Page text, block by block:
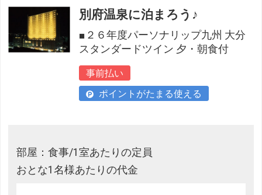
別府温泉に泊まろう♪
■２６年度パーソナリップ九州 大分
スタンダードツイン 夕・朝食付
事前払い
ポイントがたまる使える
部屋：食事/1室あたりの定員
おとな1名様あたりの代金